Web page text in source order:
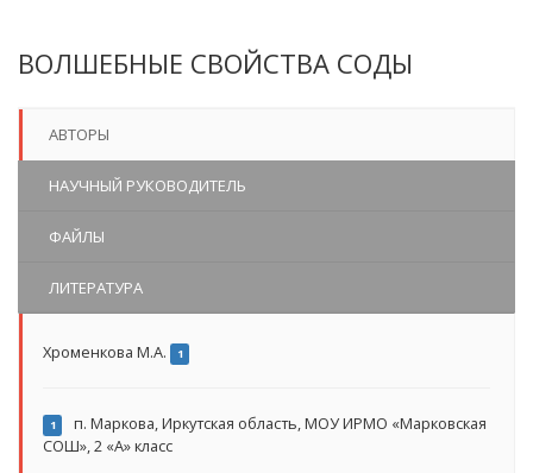
ВОЛШЕБНЫЕ СВОЙСТВА СОДЫ
АВТОРЫ
НАУЧНЫЙ РУКОВОДИТЕЛЬ
ФАЙЛЫ
ЛИТЕРАТУРА
Хроменкова М.А. 1
1
п. Маркова, Иркутская область, МОУ ИРМО «Марковская
СОШ», 2 «А» класс